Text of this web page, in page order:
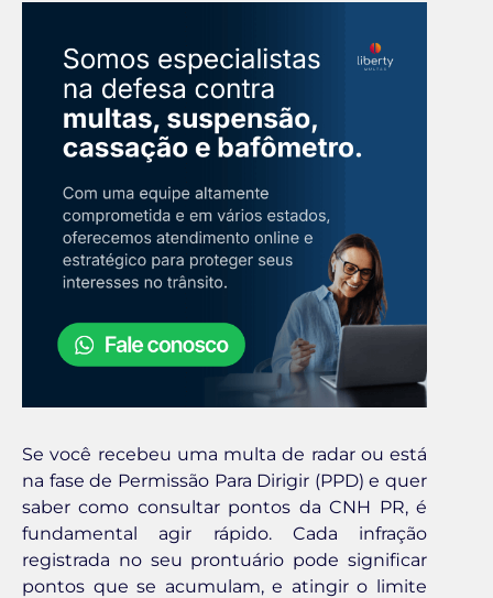
Se você recebeu uma multa de radar ou está
na fase de Permissão Para Dirigir (PPD) e quer
saber como consultar pontos da CNH PR, é
fundamental agir rápido. Cada infração
registrada no seu prontuário pode significar
pontos que se acumulam, e atingir o limite